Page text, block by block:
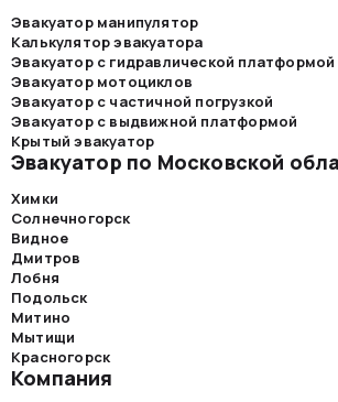
Эвакуатор манипулятор
Калькулятор эвакуатора
Эвакуатор с гидравлической платформой
Эвакуатор мотоциклов
Эвакуатор с частичной погрузкой
Эвакуатор с выдвижной платформой
Крытый эвакуатор
Эвакуатор по Московской
Химки
Солнечногорск
Видное
Дмитров
Лобня
Подольск
Митино
Мытищи
Красногорск
Компания